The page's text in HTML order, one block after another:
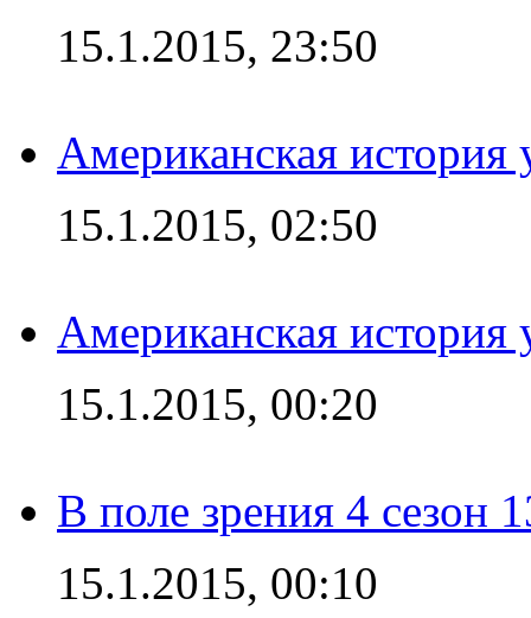
15.1.2015, 23:50
Американская история
15.1.2015, 02:50
Американская история
15.1.2015, 00:20
В поле зрения 4 сезон
15.1.2015, 00:10